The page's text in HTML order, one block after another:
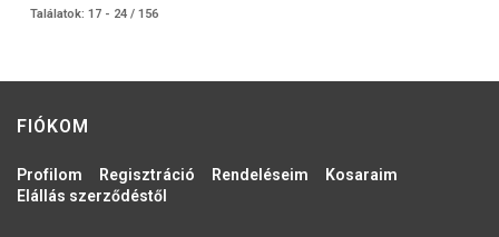
Találatok: 17 - 24 / 156
FIÓKOM
Profilom Regisztráció Rendeléseim
Kosaraim
Elállás szerződéstől